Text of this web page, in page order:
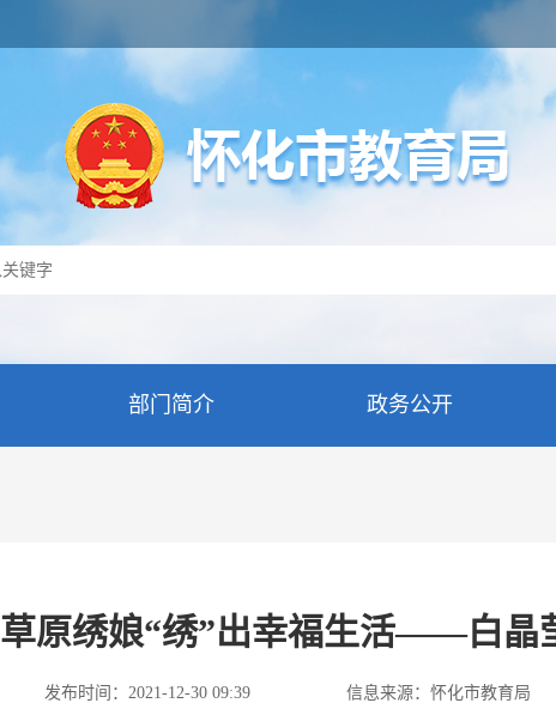
部门简介 政务公开
草原绣娘“绣”出幸福生活——白晶
发布时间：2021-12-30 09:39 信息来源：怀化市教育局